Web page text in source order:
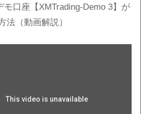
モ口座【XMTrading-Demo 3】が
法（動画解説）